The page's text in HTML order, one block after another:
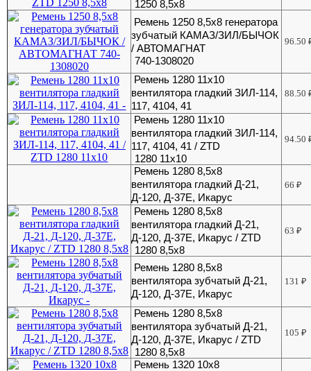
1250 8,5x8
Ремень 1250 8,5х8 генератора
зубчатый КАМАЗ/ЗИЛ/БЫЧОК
/ АВТОМАГНАТ
740-1308020
96.50
Ремень 1280 11х10
вентилятора гладкий ЗИЛ-114,
117, 4104, 41
88.50
Ремень 1280 11х10
вентилятора гладкий ЗИЛ-114,
117, 4104, 41 / ZTD
1280 11x10
94.50
Ремень 1280 8,5х8
вентилятора гладкий Д-21,
Д-120, Д-37Е, Икарус
66₽
Ремень 1280 8,5х8
вентилятора гладкий Д-21,
Д-120, Д-37Е, Икарус / ZTD
1280 8,5x8
63₽
Ремень 1280 8,5х8
вентилятора зубчатый Д-21,
Д-120, Д-37Е, Икарус
131₽
Ремень 1280 8,5х8
вентилятора зубчатый Д-21,
Д-120, Д-37Е, Икарус / ZTD
1280 8,5x8
105₽
Ремень 1320 10х8